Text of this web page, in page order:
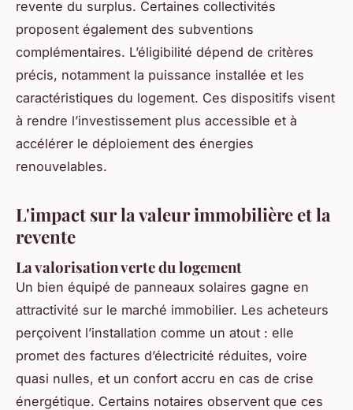
revente du surplus. Certaines collectivités
proposent également des subventions
complémentaires. L’éligibilité dépend de critères
précis, notamment la puissance installée et les
caractéristiques du logement. Ces dispositifs visent
à rendre l’investissement plus accessible et à
accélérer le déploiement des énergies
renouvelables.
L'impact sur la valeur immobilière et la
revente
La valorisation verte du logement
Un bien équipé de panneaux solaires gagne en
attractivité sur le marché immobilier. Les acheteurs
perçoivent l’installation comme un atout : elle
promet des factures d’électricité réduites, voire
quasi nulles, et un confort accru en cas de crise
énergétique. Certains notaires observent que ces